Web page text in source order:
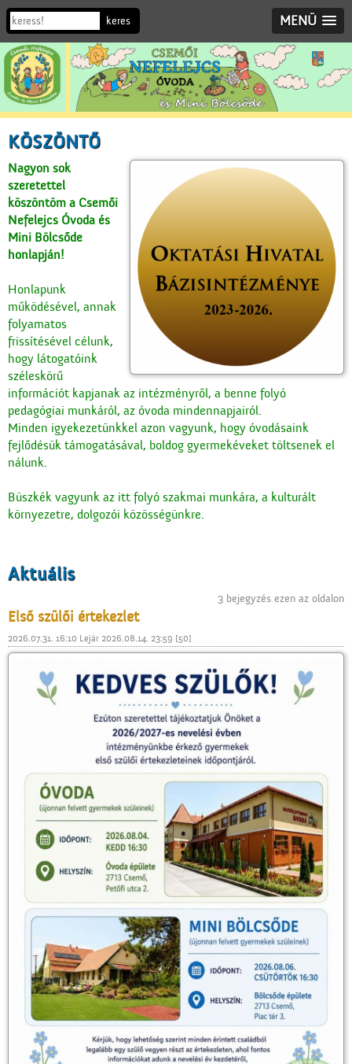
MENÜ
KÖSZÖNTŐ
Nagyon sok
szeretettel
köszöntöm a Csemői
Nefelejcs Óvoda és
Mini Bölcsőde
honlapján!
Honlapunk
működésével, annak
folyamatos
frissítésével célunk,
hogy látogatóink
széleskörű
információt kapjanak az intézményről, a benne folyó
pedagógiai munkáról, az óvoda mindennapjairól.
Minden igyekezetünkkel azon vagyunk, hogy óvodásaink
fejlődésük támogatásával, boldog gyermekéveket töltsenek el
nálunk.
Büszkék vagyunk az itt folyó szakmai munkára, a kulturált
környezetre, dolgozói közösségünkre.
Aktuális
3 bejegyzés ezen az oldalon
Első szülői értekezlet
2026.07.31. 16:10 Lejár 2026.08.14. 23:59 [50]